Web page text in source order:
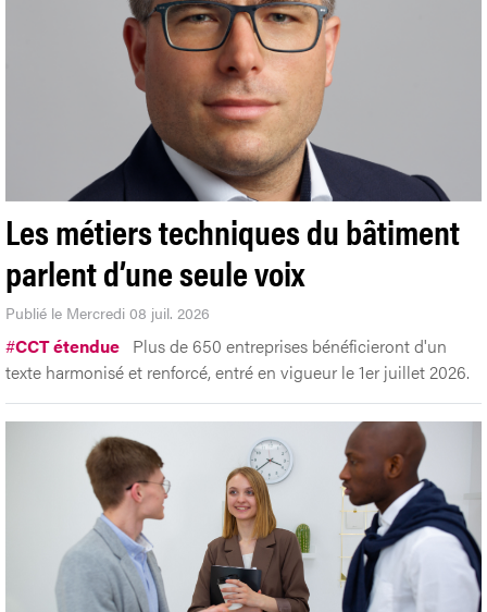
Les métiers techniques du bâtiment
parlent d’une seule voix
Publié le Mercredi 08 juil. 2026
#CCT étendue Plus de 650 entreprises bénéficieront d'un
texte harmonisé et renforcé, entré en vigueur le 1er juillet 2026.